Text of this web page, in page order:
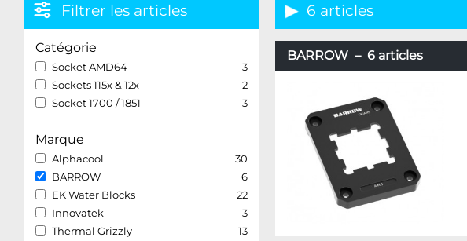
Filtrer les articles
Catégorie
Socket AMD64
3
Sockets 115x & 12x
2
Socket 1700 / 1851
3
Marque
Alphacool
30
BARROW
6
EK Water Blocks
22
Innovatek
3
Thermal Grizzly
13
6 articles
BARROW – 6 articles